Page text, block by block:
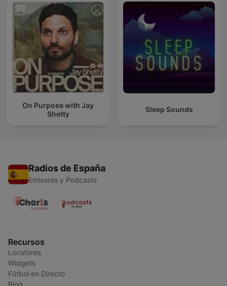
On Purpose with Jay
Shetty
Sleep Sounds
Radios de España
Emisoras y Podcasts
Recursos
Locutores
Widgets
Fútbol en Directo